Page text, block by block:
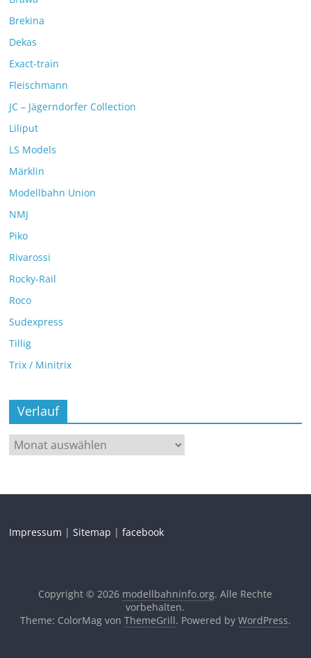
Brekina
Dekas
Exact-train
Fleischmann
JC – Jägerndorfer Collection
Liliput
LS Models
Märklin
Modellbahn Union
NMJ
Piko
Rivarossi
Rocky-Rail
Roco
Sudexpress
Tillig
Trix / Minitrix
Verlauf
Impressum |Sitemap |facebook
Copyright © 2026 modellbahninfo.org. Alle Rechte
vorbehalten.
Theme: ColorMag von ThemeGrill. Powered by WordPress.